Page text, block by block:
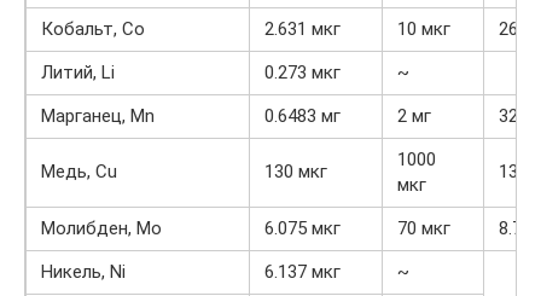
Кобальт, Co
2.631 мкг 10 мкг
Литий, Li
0.273 мкг
~
Марганец, Mn
0.6483 мг 2 мг
Медь, Cu 130 мкг
1000
мкг
13%
Молибден, Mo 6.075 мкг 70 мкг
8.7%
Никель, Ni
6.137 мкг
~